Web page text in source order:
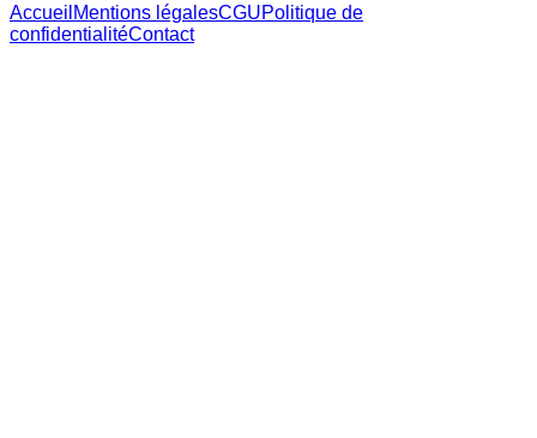
Accueil Mentions légalesCGUPolitique de
confidentialitéContact